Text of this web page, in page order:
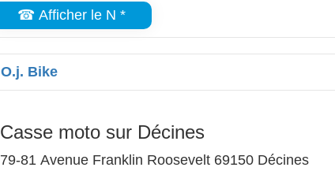
☎ Afficher le N *
O.j. Bike
Casse moto sur Décines
79-81 Avenue Franklin Roosevelt 69150 Décines